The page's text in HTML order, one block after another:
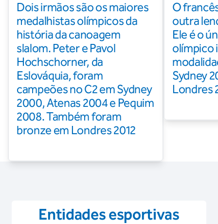
Dois irmãos são os maiores
medalhistas olímpicos da
história da canoagem
slalom. Peter e Pavol
Hochschorner, da
Eslováquia, foram
campeões no C2 em Sydney
2000, Atenas 2004 e Pequim
2008. Também foram
bronze em Londres 2012
O
outra
Ele é o
olímpico
Sydney
Londres
Entidades esportivas